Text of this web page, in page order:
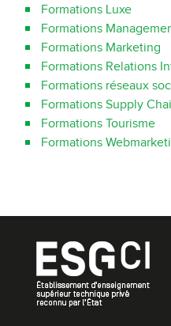
Formations Luxe
Formations
Formations Marketing
Formations Relations
Formations réseaux
Formations Supply
Formations Tourisme
Formations